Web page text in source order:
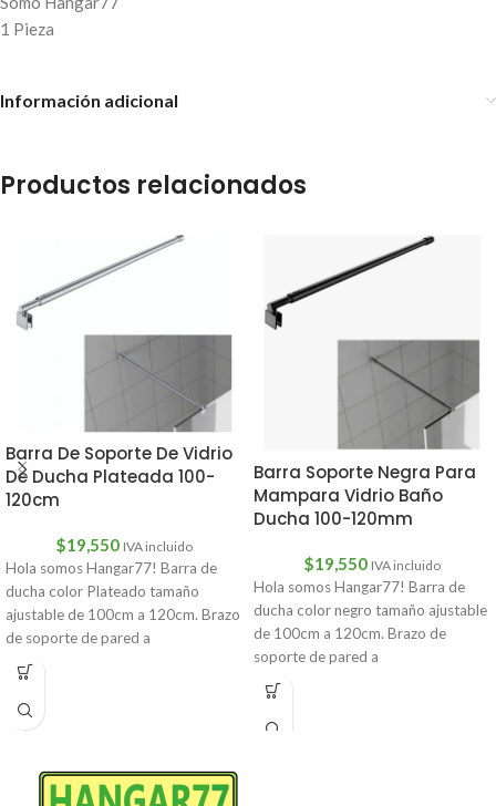
1 Pieza
Información adicional
Productos relacionados
Barra De Soporte De Vidrio
De Ducha Plateada 100-
120cm
$19,550 IVA incluido
Hola somos Hangar77! Barra de
ducha color Plateado tamaño
ajustable de 100cm a 120cm. Brazo
de soporte de pared a
Barra Soporte Negra Para
Mampara Vidrio Baño
Ducha 100-120mm
$19,550 IVA incluido
Hola somos Hangar77! Barra de
ducha color negro tamaño ajustable
de 100cm a 120cm. Brazo de
soporte de pared a